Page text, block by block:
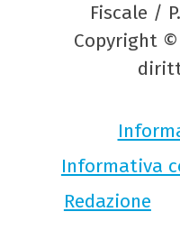
Fiscale /
Copyright ©
Informativa
Redazione